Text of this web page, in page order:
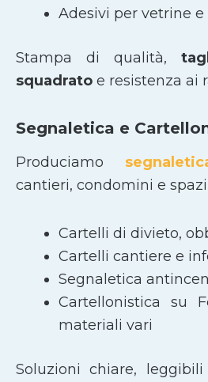
Adesivi per vetrine
Stampa di qualità,
squadrato e resistenza ai
Segnaletica e
Produciamo
cantieri, condomini e
Cartelli di divieto,
Cartelli cantiere e
Segnaletica
Cartellonistica su
materiali vari
Soluzioni chiare,